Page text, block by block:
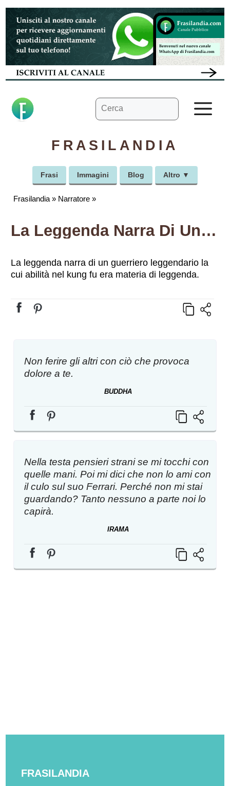
Vai
contenuto
Ricerca
per:
FRASILANDIA
Frasi Immagini Blog Altro ▼
Frasilandia » Narratore »
La Leggenda Narra Di Un Guerriero Leggendario La Cui Abilità Nel Kung Fu Era Materia Di Leggenda.
La leggenda narra di un guerriero leggendario la
cui abilità nel kung fu era materia di leggenda.
Non ferire gli altri con ciò che provoca
dolore a te.
BUDDHA
Nella testa pensieri strani se mi tocchi con
quelle mani. Poi mi dici che non lo ami con
il culo sul suo Ferrari. Perché non mi stai
guardando? Tanto nessuno a parte noi lo
capirà.
IRAMA
FRASILANDIA